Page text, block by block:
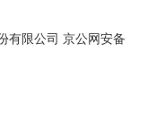
有限公司 京公网安备